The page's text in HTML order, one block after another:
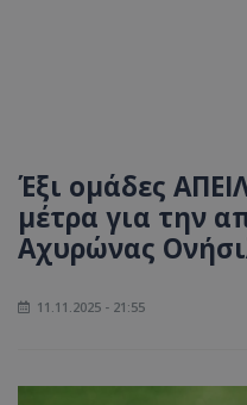
Έξι ομάδες
μέτρα για την
Αχυρώνας
11.11.2025 - 21:55